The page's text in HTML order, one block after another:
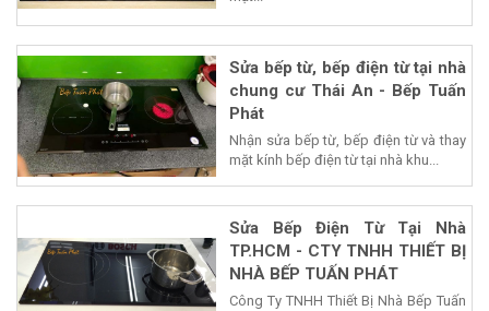
Sửa bếp từ, bếp điện từ tại nhà
chung cư Thái An - Bếp Tuấn
Phát
Nhận sửa bếp từ, bếp điện từ và thay
mặt kính bếp điện từ tại nhà khu...
Sửa Bếp Điện Từ Tại Nhà
TP.HCM - CTY TNHH THIẾT BỊ
NHÀ BẾP TUẤN PHÁT
Công Ty TNHH Thiết Bị Nhà Bếp Tuấn